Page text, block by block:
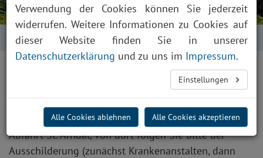
Startseite Anfahrt
Anfahrt mit dem Auto
Von der Autobahn A 620 aus allen Richtungen
Abfahrt St. Arnual, von dort folgen Sie bitte der
Ausschilderung (zunächst Krankenanstalten, dann
Verwendung der Cookies können Sie jederzeit
widerrufen. Weitere Informationen zu Cookies auf
dieser Website finden Sie in unserer
Datenschutzerklärung und zu uns im Impressum.
Einstellungen
Alle Cookies ablehnen Alle Cookies akzeptieren